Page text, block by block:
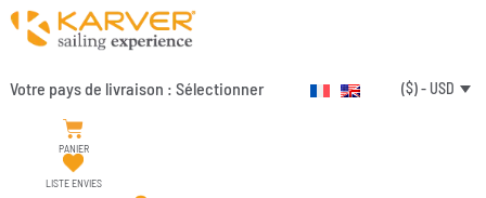
Votre pays de livraison : Sélectionner ($) - USD
PANIER
LISTE ENVIES